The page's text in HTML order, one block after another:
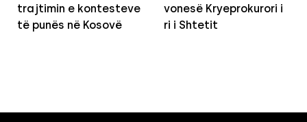
trajtimin e kontesteve
të punës në Kosovë
vonesë Kryeprokurori i
ri i Shtetit